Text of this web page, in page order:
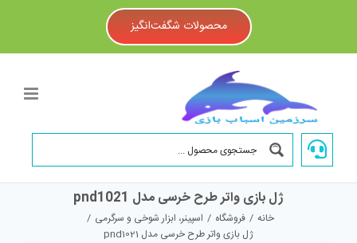
محصولات شگفت‌انگیز
ژل بازی واتر طرح خرسی مدل pnd1021
خانه / فروشگاه / اسپینر، ابزار شوخی و سرگرمی /
ژل بازی واتر طرح خرسی مدل pnd1021